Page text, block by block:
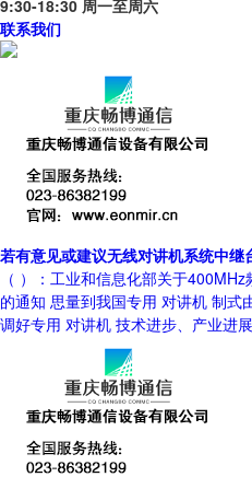
9:30-18:30 周一至周六
联系我们
若有意见或建议无线对讲机系统中继
（ ）：工业和信息化部关于
的通知 思量到我国专用 对讲机 制式
调好专用 对讲机 技术进步、产业进展